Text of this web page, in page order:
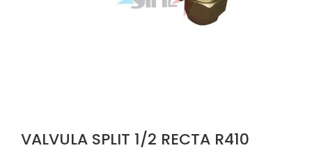
VALVULA SPLIT 1/2 RECTA R410